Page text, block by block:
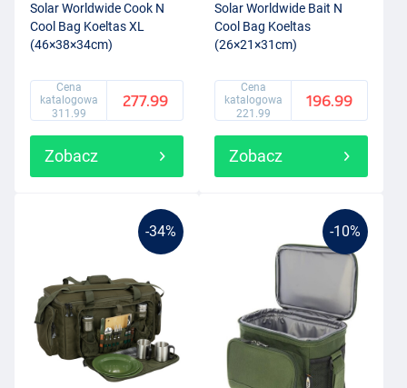
Solar Worldwide Cook N
Cool Bag Koeltas XL
(46×38×34cm)
Cena
katalogowa
311.99
277.99
Zobacz
Solar Worldwide Bait N
Cool Bag Koeltas
(26×21×31cm)
Cena
katalogowa
221.99
196.99
Zobacz
-34% -10%